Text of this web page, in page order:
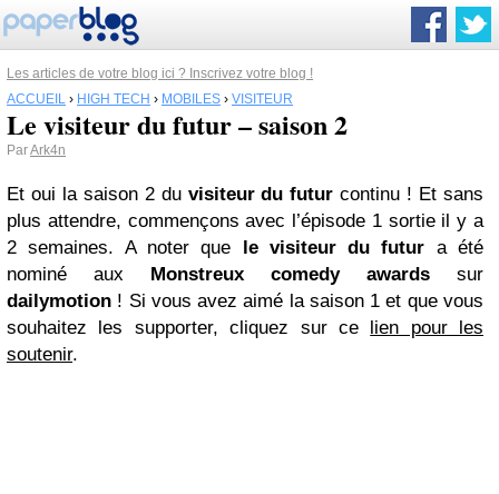
Les articles de votre blog ici ? Inscrivez votre blog !
ACCUEIL › HIGH TECH › MOBILES › VISITEUR
Le visiteur du futur – saison 2
ParArk4n
Et oui la saison 2 du visiteurdu futur continu ! Et sans
plus attendre, commençons avec l’épisode 1 sortie il y a
2 semaines. A noter que le visiteur du futur a été
nominé aux Monstreux comedy awards sur
dailymotion ! Si vous avez aimé la saison 1 et que vous
souhaitez les supporter, cliquez sur ce lien pour les
soutenir.